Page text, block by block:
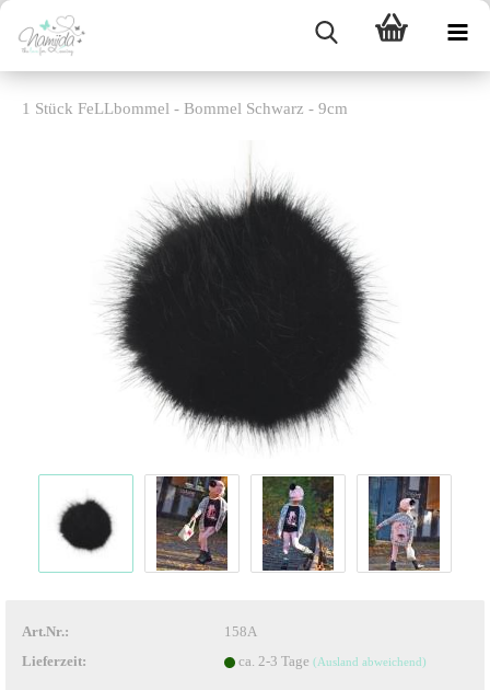
1 Stück FeLLbommel - Bommel Schwarz - 9cm
Art.Nr.:
158A
Lieferzeit:
ca. 2-3 Tage (Ausland abweichend)